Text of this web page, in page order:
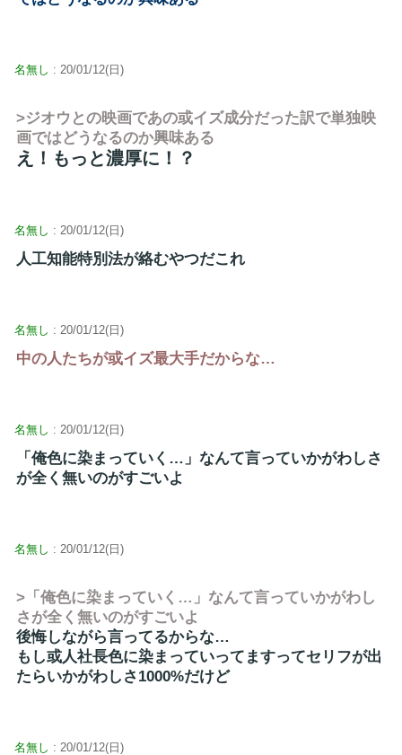
名無し : 20/01/12(日)
>ジオウとの映画であの或イズ成分だった訳で単独映
画ではどうなるのか興味ある
え！もっと濃厚に！？
名無し : 20/01/12(日)
人工知能特別法が絡むやつだこれ
名無し : 20/01/12(日)
中の人たちが或イズ最大手だからな…
名無し : 20/01/12(日)
「俺色に染まっていく…」なんて言っていかがわしさ
が全く無いのがすごいよ
名無し : 20/01/12(日)
>「俺色に染まっていく…」なんて言っていかがわし
さが全く無いのがすごいよ
後悔しながら言ってるからな…
もし或人社長色に染まっていってますってセリフが出
たらいかがわしさ1000%だけど
名無し : 20/01/12(日)